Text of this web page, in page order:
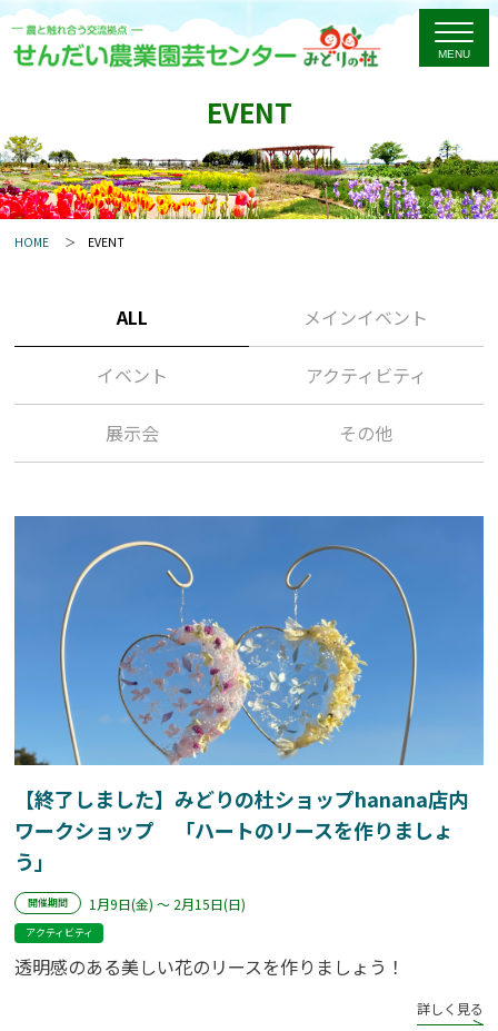
EVENT
HOME EVENT
ALL メインイベント
イベント アクティビティ
展示会 その他
【終了しました】みどりの杜ショップhanana店内
ワークショップ 「ハートのリースを作りましょ
う」
開催期間 1月9日(金) ～ 2月15日(日)
アクティビティ
透明感のある美しい花のリースを作りましょう！
詳しく見る